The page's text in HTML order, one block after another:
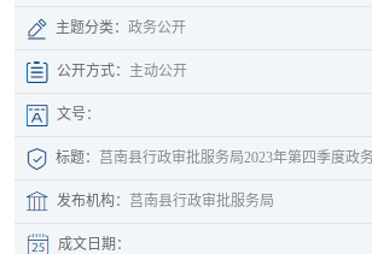
主题分类： 政务公开
公开方式： 主动公开
文号：
标题： 莒南县行政审批服务局2023年第四季度政
发布机构： 莒南县行政审批服务局
成文日期：